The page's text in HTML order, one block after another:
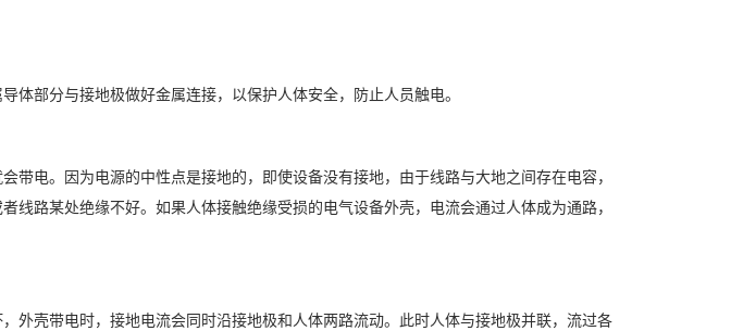
部分与接地极做好金属连接，以保护人体安全，防止人员触电。
电。因为电源的中性点是接地的，即使设备没有接地，由于线路与大地之间存在电容，
线路某处绝缘不好。如果人体接触绝缘受损的电气设备外壳，电流会通过人体成为通路，
壳带电时，接地电流会同时沿接地极和人体两路流动。此时人体与接地极并联，流过各